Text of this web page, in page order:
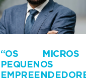
“OS
PEQUENOS